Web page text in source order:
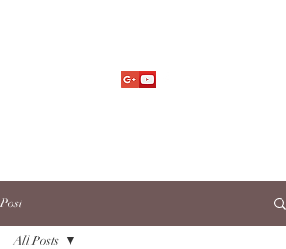
Post
All Posts